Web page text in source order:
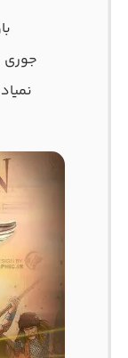
جوری